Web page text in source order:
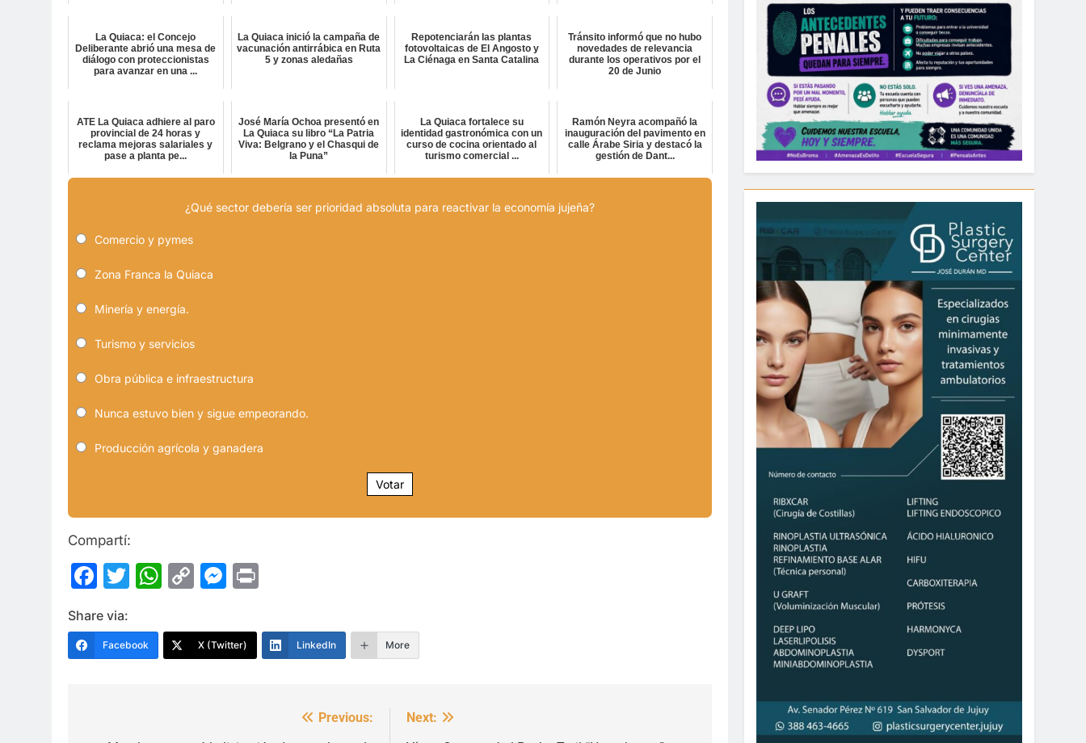
La Quiaca: el Concejo
Deliberante abrió una mesa de
diálogo con proteccionistas
para avanzar en una ...
La Quiaca inició la campaña de
vacunación antirrábica en Ruta
5 y zonas aledañas
Repotenciarán las plantas
fotovoltaicas de El Angosto y
La Ciénaga en Santa Catalina
Tránsito informó que no hubo
novedades de relevancia
durante los operativos por el
20 de Junio
ATE La Quiaca adhiere al paro
provincial de 24 horas y
reclama mejoras salariales y
pase a planta pe...
José María Ochoa presentó en
La Quiaca su libro “La Patria
Viva: Belgrano y el Chasqui de
la Puna”
La Quiaca fortalece su
identidad gastronómica con un
curso de cocina orientado al
turismo comercial ...
Ramón Neyra acompañó la
inauguración del pavimento en
calle Árabe Siria y destacó la
gestión de Dant...
¿Qué sector debería ser prioridad absoluta para reactivar la economía jujeña?
Comercio y pymes
Zona Franca la Quiaca
Minería y energía.
Turismo y servicios
Obra pública e infraestructura
Nunca estuvo bien y sigue empeorando.
Producción agrícola y ganadera
Votar
Compartí:
Facebook
Twitter
WhatsApp
CopyMessenger
Share via:
Facebook X (Twitter) LinkedIn More
Previous:
Next: